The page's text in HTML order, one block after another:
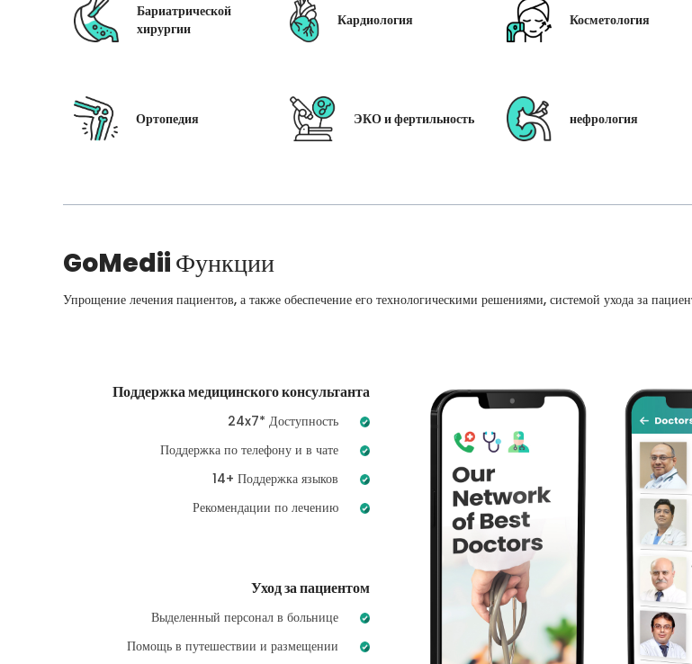
Бариатрической
хирургии
Кардиология Косметология
Ортопедия ЭКО и фертильность нефрология
GoMediiФункции
Упрощение лечения пациентов, а также обеспечение его технологическими решениями, системой ухода за
Поддержка медицинского консультанта
24x7* Доступность
Поддержка по телефону и в чате
14+ Поддержка языков
Рекомендации по лечению
Уход за пациентом
Выделенный персонал в больнице
Помощь в путешествии и размещении